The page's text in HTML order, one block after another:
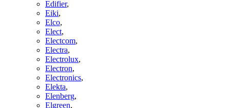
Edifier,
Eiki,
Elco,
Elect,
Electcom,
Electra,
Electrolux,
Electron,
Electronics,
Elekta,
Elenberg,
Elgreen,